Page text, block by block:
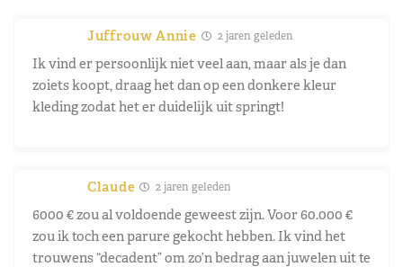
Juffrouw Annie 2 jaren geleden
Ik vind er persoonlijk niet veel aan, maar als je dan
zoiets koopt, draag het dan op een donkere kleur
kleding zodat het er duidelijk uit springt!
Claude 2 jaren geleden
6000 € zou al voldoende geweest zijn. Voor 60.000 €
zou ik toch een parure gekocht hebben. Ik vind het
trouwens “decadent” om zo’n bedrag aan juwelen uit te